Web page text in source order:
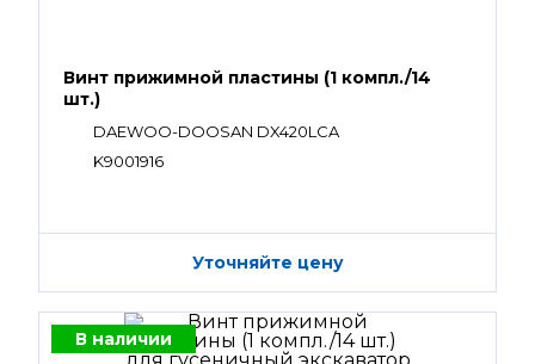
Винт прижимной пластины (1 компл./14
шт.)
DAEWOO-DOOSAN DX420LCA
K9001916
Уточняйте цену
В наличии